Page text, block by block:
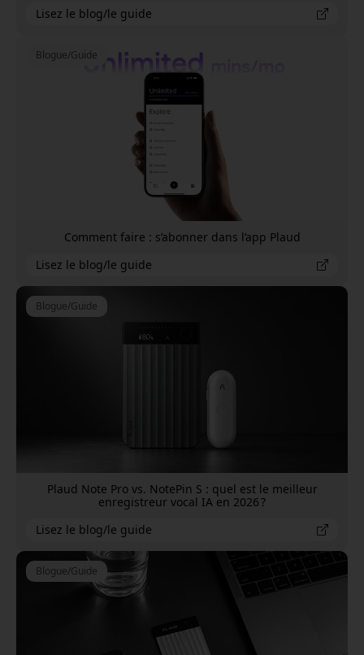
Lisez le blog/le guide
Blogue/Guide
Comment faire : s’abonner dans l’app Plaud
Lisez le blog/le guide
Blogue/Guide
Plaud Note Pro vs. NotePin S : quel est le meilleur
enregistreur vocal IA en 2026 ?
Lisez le blog/le guide
Blogue/Guide